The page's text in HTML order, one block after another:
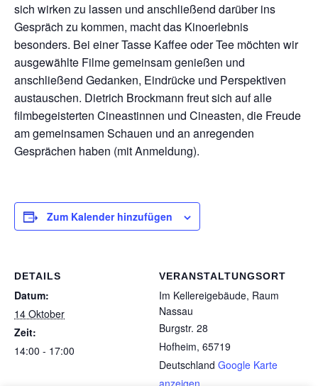
sich wirken zu lassen und anschließend darüber ins
Gespräch zu kommen, macht das Kinoerlebnis
besonders. Bei einer Tasse Kaffee oder Tee möchten wir
ausgewählte Filme gemeinsam genießen und
anschließend Gedanken, Eindrücke und Perspektiven
austauschen. Dietrich Brockmann freut sich auf alle
filmbegeisterten Cineastinnen und Cineasten, die Freude
am gemeinsamen Schauen und an anregenden
Gesprächen haben (mit Anmeldung).
Zum Kalender hinzufügen
DETAILS
Datum:
14 Oktober
Zeit:
14:00 - 17:00
VERANSTALTUNGSORT
Im Kellereigebäude, Raum
Nassau
Burgstr. 28
Hofheim, 65719
Deutschland Google Karte
anzeigen